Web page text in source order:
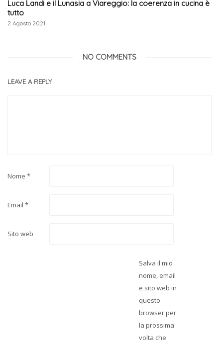
Luca Landi e il Lunasia a Viareggio: la coerenza in cucina è
tutto
2 Agosto 2021
NO COMMENTS
LEAVE A REPLY
Nome *
Email *
Sito web
Salva il mio
nome, email
e sito web in
questo
browser per
la prossima
volta che